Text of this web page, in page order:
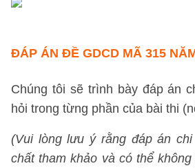
ĐÁP ÁN ĐỀ GDCD MÃ 315
Chúng tôi sẽ trình bày đáp án
hỏi trong từng phần của bài thi
(Vui lòng lưu ý rằng đáp án
chất tham khảo và có thể